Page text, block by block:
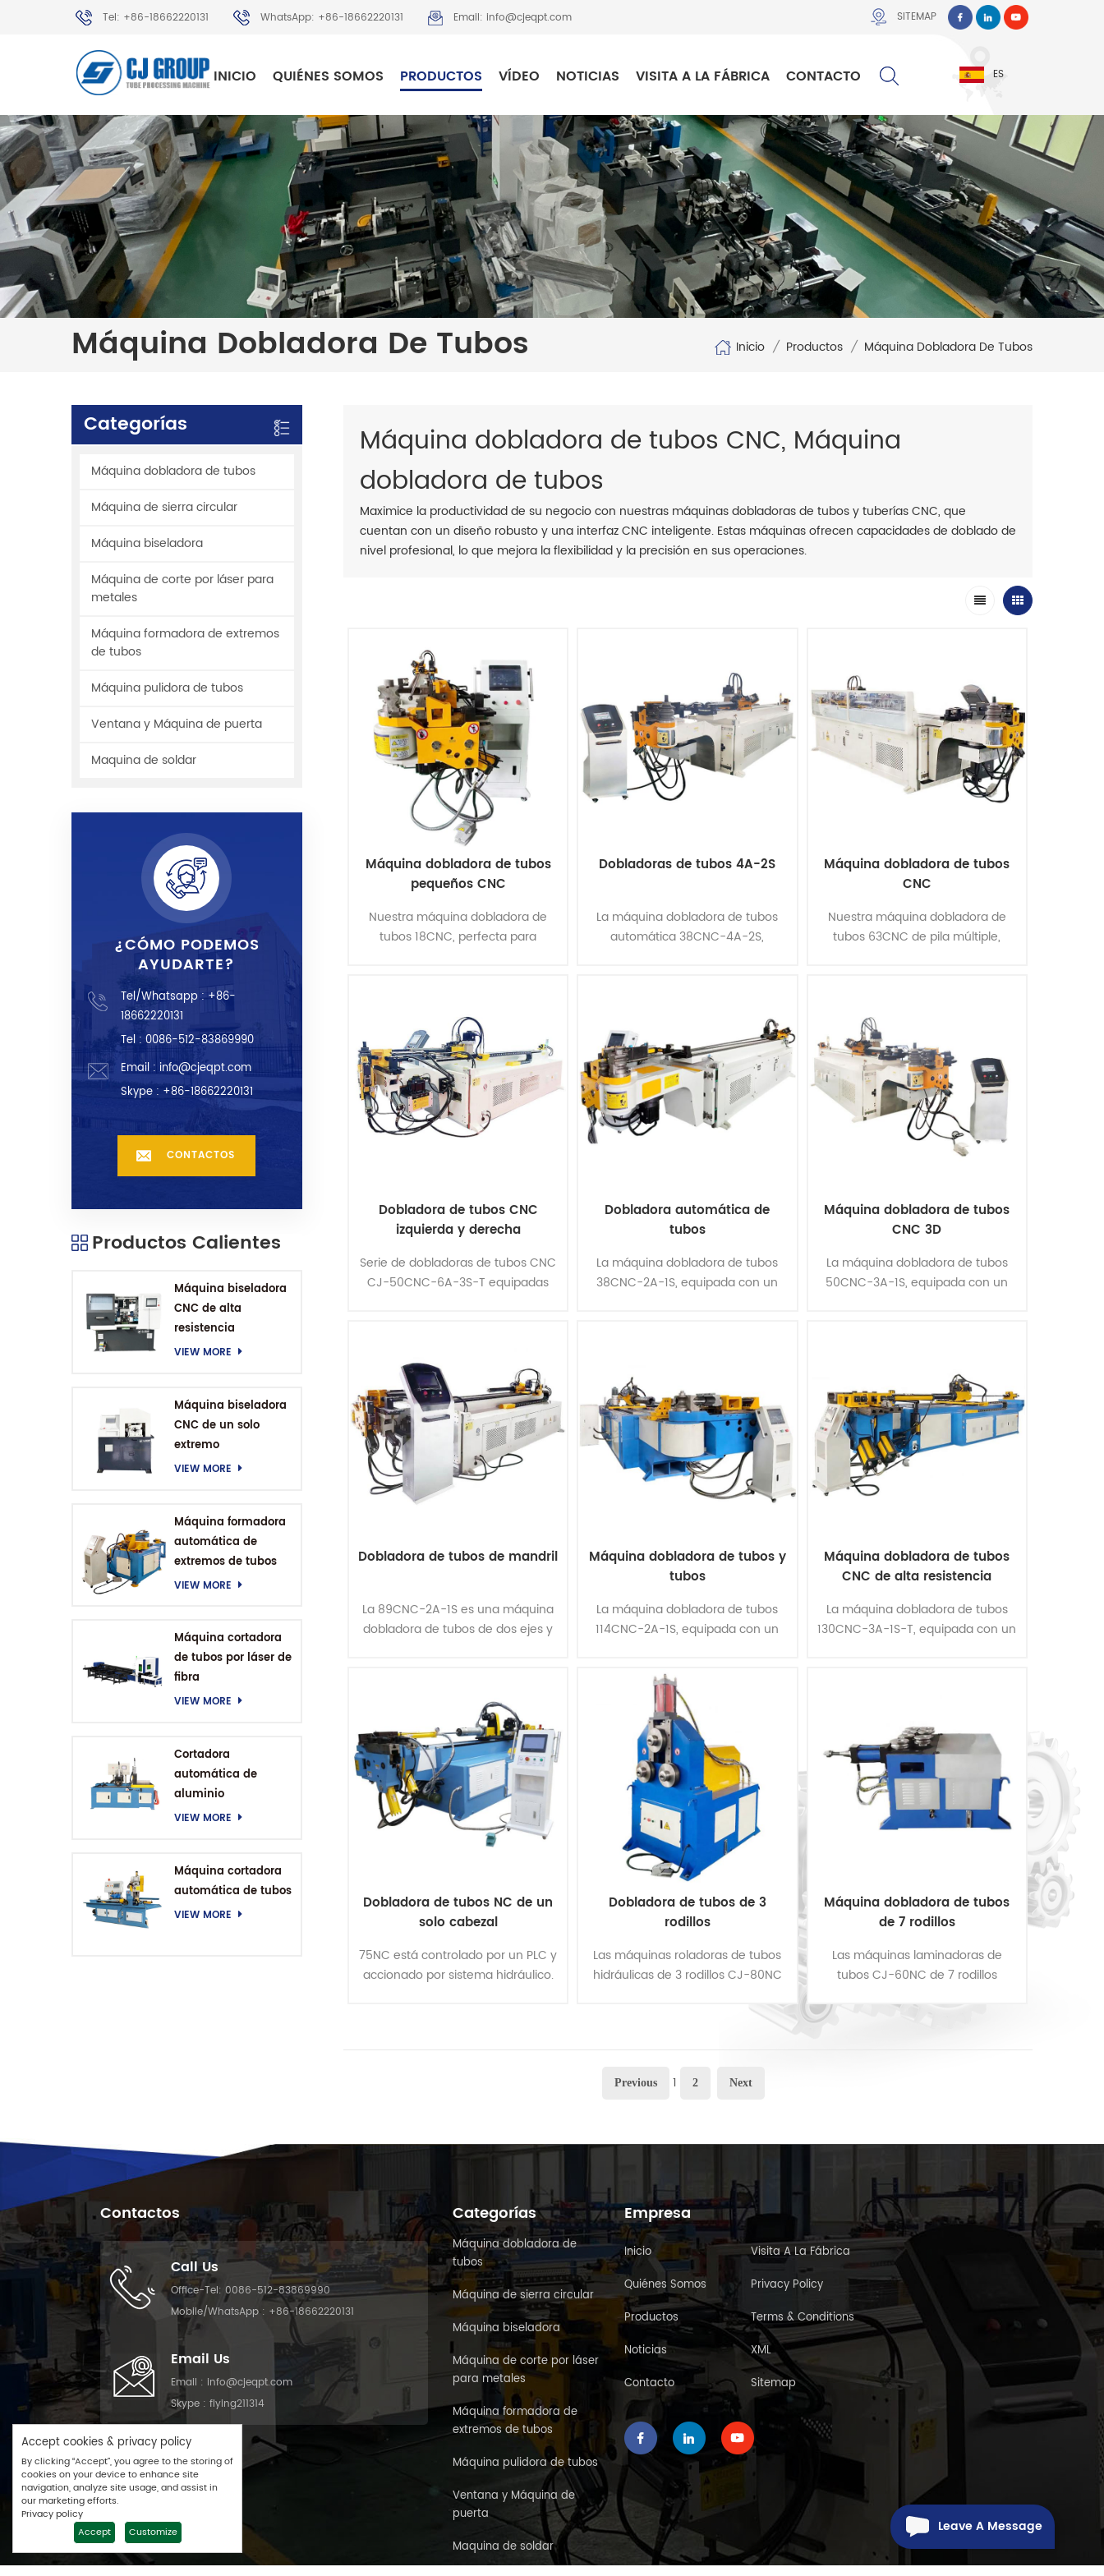
Tel: +86-18662220131 WhatsApp: +86-18662220131 Email: info@cjeqpt.com SITEMAP
ES
INICIO QUIÉNES SOMOS PRODUCTOS VÍDEO NOTICIAS VISITA A LA FÁBRICA CONTACTO
Máquina Dobladora De Tubos Inicio / Productos / Máquina Dobladora De Tubos
Categorías
Máquina dobladora de tubos
Máquina de sierra circular
Máquina biseladora
Máquina de corte por láser para
metales
Máquina formadora de extremos
de tubos
Máquina pulidora de tubos
Ventana y Máquina de puerta
Maquina de soldar
¿CÓMO PODEMOS
AYUDARTE?
Tel/Whatsapp :+86-
18662220131
Tel : 0086-512-83869990
Email : info@cjeqpt.com
Skype : +86-18662220131
CONTACTOS
Productos Calientes
Máquina biseladora
CNC de alta
resistencia
VIEW MORE
Máquina biseladora
CNC de un solo
extremo
VIEW MORE
Máquina formadora
automática de
extremos de tubos
CNC
VIEW MORE
Máquina cortadora
de tubos por láser de
fibra
VIEW MORE
Cortadora
automática de
aluminio
VIEW MORE
Máquina cortadora
automática de tubos
VIEW MORE
Máquina dobladora de tubos CNC, Máquina
dobladora de tubos
Maximice la productividad de su negocio con nuestras máquinas dobladoras de tubos y tuberías CNC, que
cuentan con un diseño robusto y una interfaz CNC inteligente. Estas máquinas ofrecen capacidades de doblado de
nivel profesional, lo que mejora la flexibilidad y la precisión en sus operaciones.
Máquina dobladora de tubos
pequeños CNC
Nuestra máquina dobladora de
tubos 18CNC, perfecta para
rendimie......
Dobladoras de tubos 4A-2S
La máquina dobladora de tubos
automática 38CNC-4A-2S,
Máquina dobladora de tubos
CNC
Nuestra máquina dobladora de
tubos 63CNC de pila múltiple,
Dobladora de tubos CNC
izquierda y derecha
Serie de dobladoras de tubos CNC
CJ-50CNC-6A-3S-T equipadas
interfer......
Dobladora automática de
tubos
La máquina dobladora de tubos
38CNC-2A-1S, equipada con un
Máquina dobladora de tubos
CNC 3D
La máquina dobladora de tubos
50CNC-3A-1S, equipada con un
Dobladora de tubos de mandril
La 89CNC-2A-1S es una máquina
dobladora de tubos de dos ejes y
Máquina dobladora de tubos y
tubos
La máquina dobladora de tubos
114CNC-2A-1S, equipada con un
tridimensionales, completa todo el
pr......
Máquina dobladora de tubos
CNC de alta resistencia
La máquina dobladora de tubos
130CNC-3A-1S-T, equipada con un
Dobladora de tubos NC de un
solo cabezal
75NC está controlado por un PLC y
accionado por sistema hidráulico.
Dobladora de tubos de 3
rodillos
Las máquinas roladoras de tubos
hidráulicas de 3 rodillos CJ-80NC
doblado de tubos, ideales para
Máquina dobladora de tubos
de 7 rodillos
Las máquinas laminadoras de
tubos CJ-60NC de 7 rodillos
doblado de tubos, ideales para
Previous 1 2 Next
Contactos
Call Us
Office-Tel: 0086-512-83869990
Mobile/WhatsApp : +86-18662220131
Email Us
Email : info@cjeqpt.com
Skype : flying211314
Categorías
Máquina dobladora de
tubos
Máquina de sierra circular
Máquina biseladora
Máquina de corte por láser
para metales
Máquina formadora de
extremos de tubos
Máquina pulidora de tubos
Ventana y Máquina de
puerta
Maquina de soldar
Empresa
Inicio
Quiénes Somos
Productos
Noticias
Contacto
Visita A La Fábrica
Privacy Policy
Terms & Conditions
XML
Sitemap
Leave A Message
Accept cookies & privacy policy
By clicking “Accept”, you agree to the storing of
cookies on your device to enhance site
navigation, analyze site usage, and assist in
our marketing efforts.
Privacy policy
Accept
Customize